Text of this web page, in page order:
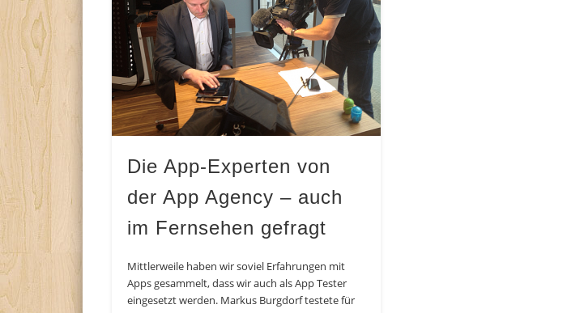
Die App-Experten von
der App Agency – auch
im Fernsehen gefragt
Mittlerweile haben wir soviel Erfahrungen mit
Apps gesammelt, dass wir auch als App Tester
eingesetzt werden. Markus Burgdorf testete für